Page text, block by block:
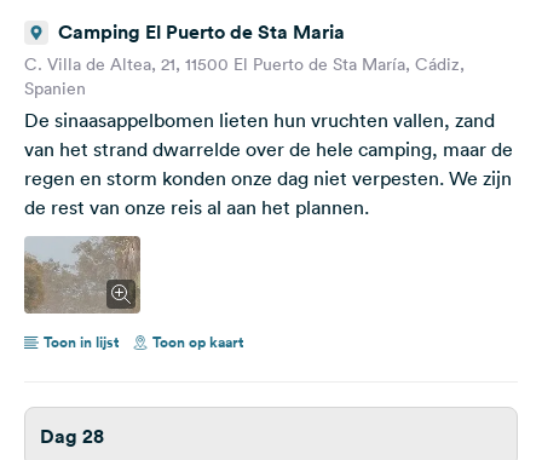
Camping El Puerto de Sta Maria
C. Villa de Altea, 21, 11500 El Puerto de Sta María, Cádiz,
Spanien
De sinaasappelbomen lieten hun vruchten vallen, zand
van het strand dwarrelde over de hele camping, maar de
regen en storm konden onze dag niet verpesten. We zijn
de rest van onze reis al aan het plannen.
Toon in lijst Toon op kaart
Dag 28